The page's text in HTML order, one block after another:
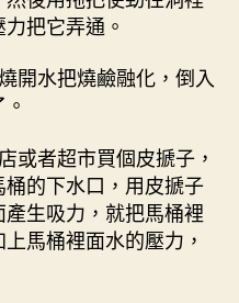
把它弄通。
開水把燒鹼融化，倒入
或者超市買個皮搋子，
的下水口，用皮搋子
生吸力，就把馬桶裡
馬桶裡面水的壓力，